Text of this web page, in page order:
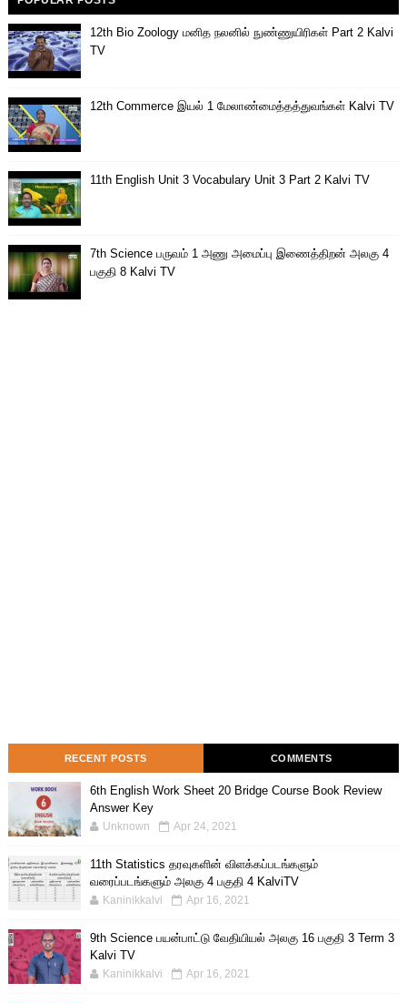
12th Bio Zoology மனித நலனில் நுண்ணுயிரிகள் Part 2 Kalvi
TV
12th Commerce இயல் 1 மேலாண்மைத்தத்துவங்கள் Kalvi TV
11th English Unit 3 Vocabulary Unit 3 Part 2 Kalvi TV
7th Science பருவம் 1 அணு அமைப்பு இணைத்திறன் அலகு 4
பகுதி 8 Kalvi TV
RECENT POSTS COMMENTS
6th English Work Sheet 20 Bridge Course Book Review
Answer Key
Unknown Apr 24, 2021
11th Statistics தரவுகளின் விளக்கப்படங்களும்
வரைப்படங்களும் அலகு 4 பகுதி 4 KalviTV
Kaninikkalvi Apr 16, 2021
9th Science பயன்பாட்டு வேதியியல் அலகு 16 பகுதி 3 Term 3
Kalvi TV
Kaninikkalvi Apr 16, 2021